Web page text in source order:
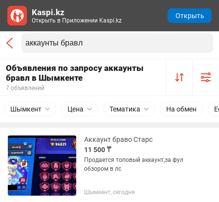
Объявления по запросу аккаунты
бравл в Шымкенте
7 объявлений
Шымкент Цена Тематика На обмен
Аккаунт браво Старс
11 500 ₸
Продается топовый аккаунт,за фул
обзором в лс
Шымкент, сегодня
Kaspi.kz
Открыть в Приложении Kaspi.kz
Открыть